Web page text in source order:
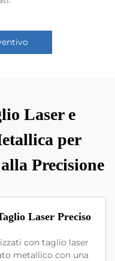
Laser e
per
Precisione
Laser Preciso
con taglio laser
metallico con una